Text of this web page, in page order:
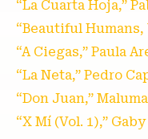
“La Cuarta Hoja,”
“Beautiful Humans,
“A Ciegas,” Paula
“La Neta,” Pedro
“Don Juan,” Maluma
“X Mí (Vol. 1),”